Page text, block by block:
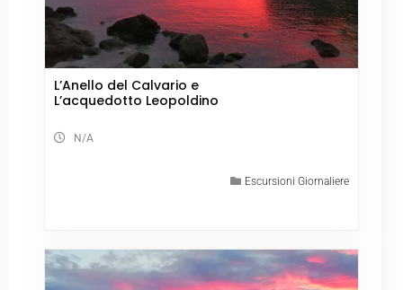
L’Anello del Calvario e
L’acquedotto Leopoldino
N/A
Escursioni Giornaliere